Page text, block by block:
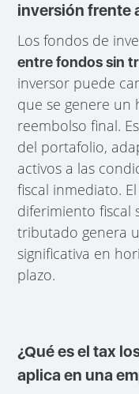
inversión frente
Los fondos de
entre fondos sin
inversor puede
que se genere un
reembolso final.
del portafolio,
activos a las
fiscal inmediato.
diferimiento fiscal
tributado genera
significativa en
plazo.
¿Qué es el tax
aplica en una